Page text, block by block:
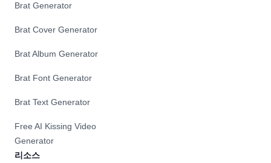
Brat Generator
Brat Cover Generator
Brat Album Generator
Brat Font Generator
Brat Text Generator
Free AI Kissing Video
Generator
리소스